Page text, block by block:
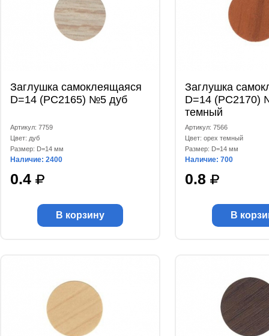
Заглушка самоклеящаяся
D=14 (РС2165) №5 дуб
Артикул: 7759
Цвет: дуб
Размер: D=14 мм
Наличие: 2400
0.4
В корзину
Заглушка
D=14 (РС2170)
темный
Артикул: 7566
Цвет: орех темный
Размер: D=14 мм
Наличие: 700
0.8
В